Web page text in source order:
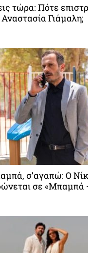
τώρα: Πότε
Αναστασία Γιάμαλη;
σ’αγαπώ: O
σε «Μπαμπά